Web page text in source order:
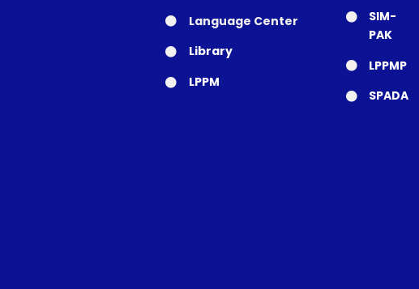
Language Center
Library
LPPM
SIM-
PAK
LPPMP
SPADA